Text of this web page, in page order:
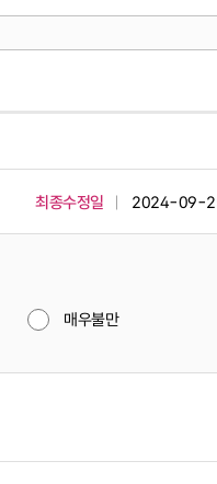
최종수정일 2024-09-
매우불만